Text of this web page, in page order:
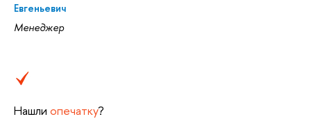
Евгеньевич
Менеджер
Нашли опечатку?